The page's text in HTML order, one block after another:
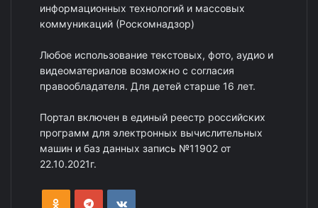
информационных технологий и массовых
коммуникаций (Роскомнадзор)
Любое использование текстовых, фото, аудио и
видеоматериалов возможно с согласия
правообладателя. Для детей старше 16 лет.
Портал включен в единый реестр российских
программ для электронных вычислительных
машин и баз данных запись №11902 от
22.10.2021г.